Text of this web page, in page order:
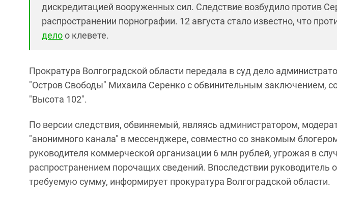
дискредитацией вооруженных сил. Следствие возбудило против
распространении порнографии. 12 августа стало известно, что
делоо клевете.
Прократура Волгоградской области передала в суд дело
"Остров Свободы" Михаила Серенко с обвинительным заключением,
"Высота 102".
По версии следствия, обвиняемый, являясь администратором,
"анонимного канала" в мессенджере, совместно со знакомым
руководителя коммерческой организации 6 млн рублей, угрожая в
распространением порочащих сведений. Впоследствии руководитель
требуемую сумму, информирует прокуратура Волгоградской области.